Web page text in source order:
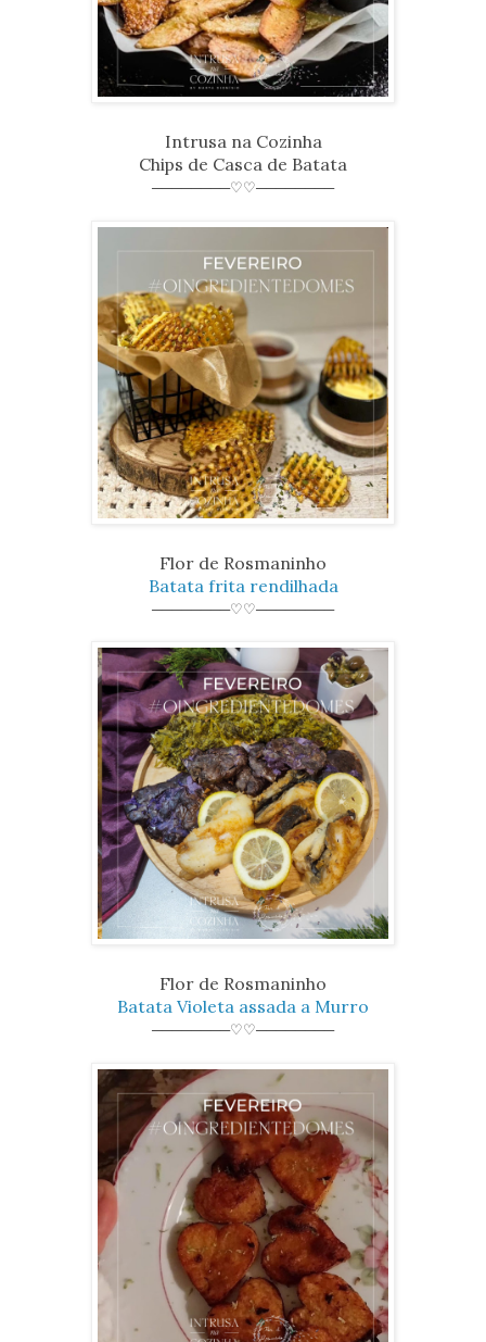
Intrusa na Cozinha
Chips de Casca de Batata
────────♡♡────────
Flor de Rosmaninho
Batata frita rendilhada
────────♡♡────────
Flor de Rosmaninho
Batata Violeta assada a Murro
────────♡♡────────